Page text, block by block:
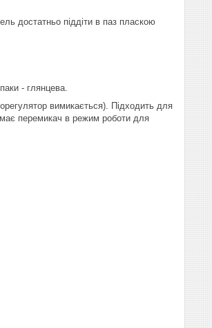
достатньо піддіти в паз пласкою
- глянцева.
вимикається). Підходить для
перемикач в режим роботи для